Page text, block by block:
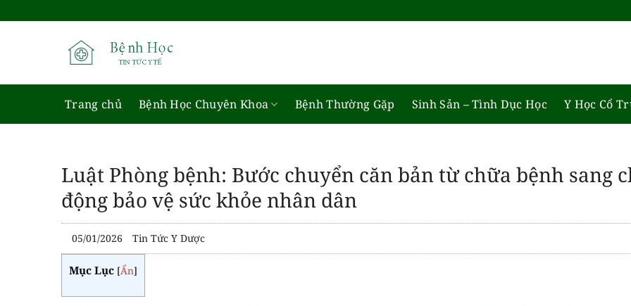
qua
Trang chủ Bệnh Học Chuyên Khoa Bệnh Thường Gặp Sinh Sản – Tình Dục Học Y Học Cổ
Luật Phòng bệnh: Bước chuyển căn bản từ chữa bệnh sang
động bảo vệ sức khỏe nhân dân
05/01/2026 Tin Tức Y Dược
Mục Lục [Ẩn]